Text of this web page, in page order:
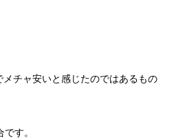
チャ安いと感じたのではあるもの
す。